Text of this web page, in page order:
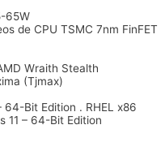
65W
de CPU TSMC 7nm FinFET
Wraith Stealth
(Tjmax)
64-Bit Edition . RHEL x86
11 – 64-Bit Edition